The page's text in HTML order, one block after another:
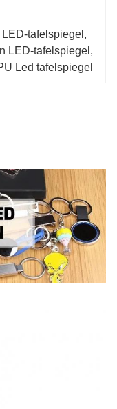
tafelspiegel ,
LED-tafelspiegel
Led tafelspiegel